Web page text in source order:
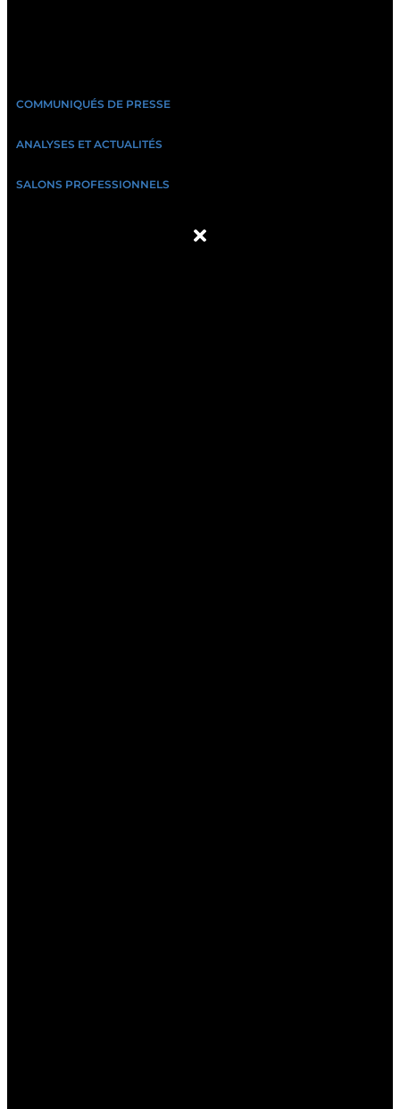
COMMUNIQUÉS DE PRESSE
ANALYSES ET ACTUALITÉS
SALONS PROFESSIONNELS